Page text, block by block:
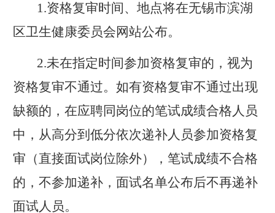
1.资格复审时间、地点将在无锡市滨湖
区卫生健康委员会网站公布。
2.未在指定时间参加资格复审的，视为
资格复审不通过。 如有资格复审不通过出现
缺额的， 在应聘同岗位的笔试成绩合格人员
中，从高分到低分依次递补人员参加资格复
审 （直接面试岗位除外） ， 笔试成绩不合格
的，不参加递补，面试名单公布后不再递补
面试人员。